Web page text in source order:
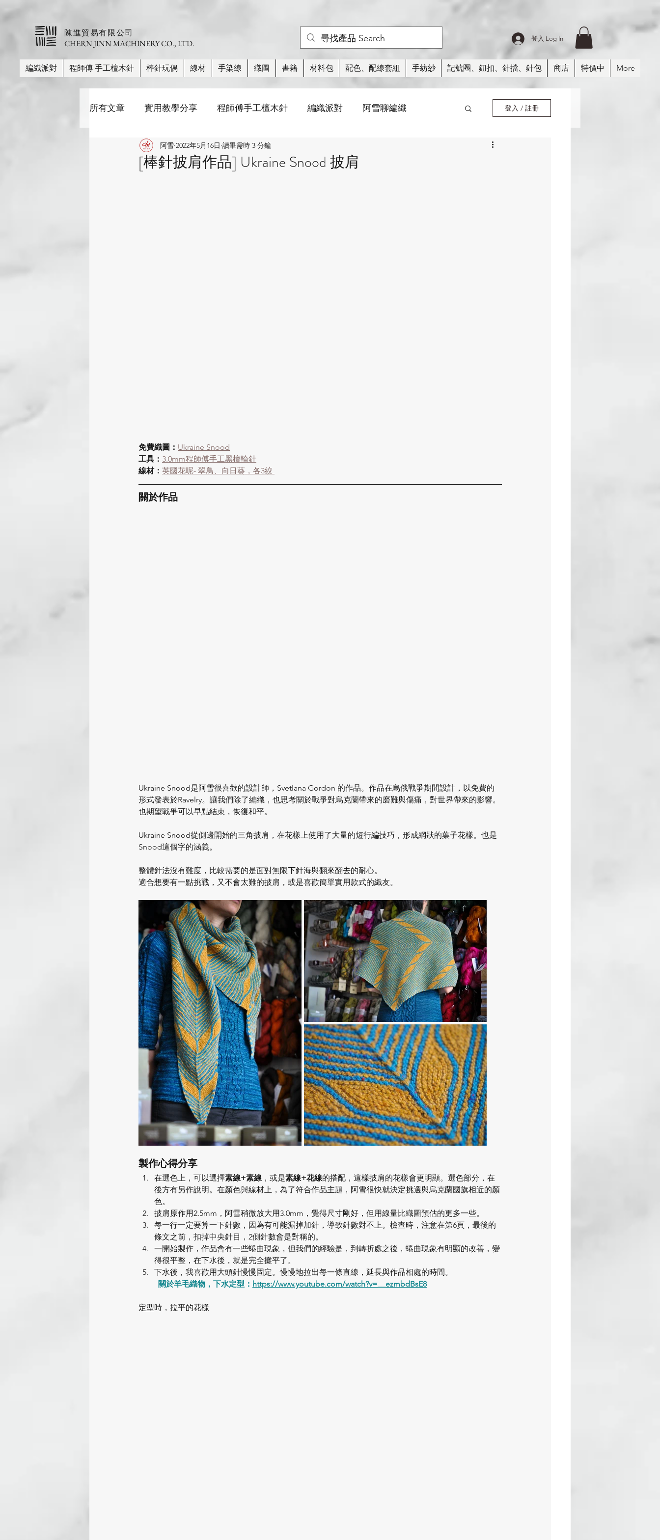
​陳進貿易有限公司
CHERN JINN MACHINERY CO., LTD. 登入 Log In
編織派對 程師傅 手工檀木針 棒針玩偶 線材 手染線 織圖 書籍 材料包 配色、配線套組 手紡紗 記號圈、鈕扣、針擋、針包 商店 特價中 More
所有文章 實用教學分享 程師傅手工檀木針 編織派對 阿雪聊編織
棒針尺寸、長度、材質比較 活動
登入 / 註冊
[棒針披肩作品] Ukraine Snood 披肩
阿雪 2022年5月16日 讀畢需時 3 分鐘
免費織圖： Ukraine Snood
工具： 3.0mm程師傅手工黑檀輪針
線材： 英國花呢- 翠鳥、向日葵，各3絞
關於作品
Ukraine Snood是阿雪很喜歡的設計師，Svetlana Gordon 的作品。作品在烏俄戰爭期間設計，以免費的
形式發表於Ravelry。讓我們除了編織，也思考關於戰爭對烏克蘭帶來的磨難與傷痛，對世界帶來的影響。
也期望戰爭可以早點結束，恢復和平。
Ukraine Snood從側邊開始的三角披肩，在花樣上使用了大量的短行編技巧，形成網狀的葉子花樣。也是
Snood這個字的涵義。
整體針法沒有難度，比較需要的是面對無限下針海與翻來翻去的耐心。
適合想要有一點挑戰，又不會太難的披肩，或是喜歡簡單實用款式的織友。
製作心得分享
在選色上，可以選擇素線+素線 ，或是素線+花線的搭配，這樣披肩的花樣會更明顯。選色部分，在
後方有另作說明。在顏色與線材上，為了符合作品主題，阿雪很快就決定挑選與烏克蘭國旗相近的顏
色。
披肩原作用2.5mm，阿雪稍微放大用3.0mm，覺得尺寸剛好，但用線量比織圖預估的更多一些。
每一行一定要算一下針數，因為有可能漏掉加針，導致針數對不上。檢查時，注意在第6頁，最後的
條文之前，扣掉中央針目，2側針數會是對稱的。
一開始製作，作品會有一些蜷曲現象，但我們的經驗是，到轉折處之後，蜷曲現象有明顯的改善，變
得很平整，在下水後，就是完全攤平了。
下水後，我喜歡用大頭針慢慢固定。慢慢地拉出每一條直線，延長與作品相處的時間。
關於羊毛織物，下水定型： https://www.youtube.com/watch?v=__ezmbdBsE8
定型時，拉平的花樣